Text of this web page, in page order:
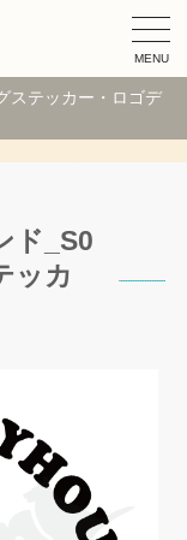
MENU
ステッカー・ロゴデ
ド_S0
ッカ